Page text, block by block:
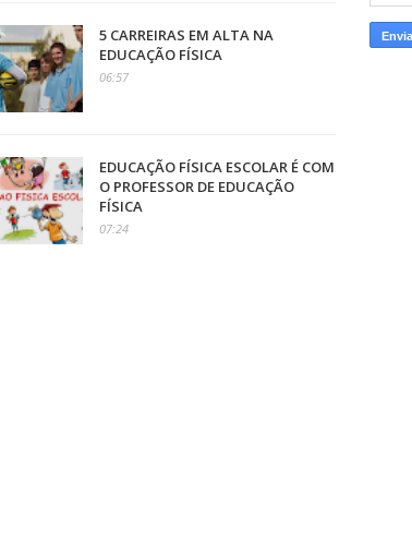
5 CARREIRAS EM ALTA NA
EDUCAÇÃO FÍSICA
06:57
EDUCAÇÃO FÍSICA ESCOLAR É COM
O PROFESSOR DE EDUCAÇÃO
FÍSICA
07:24